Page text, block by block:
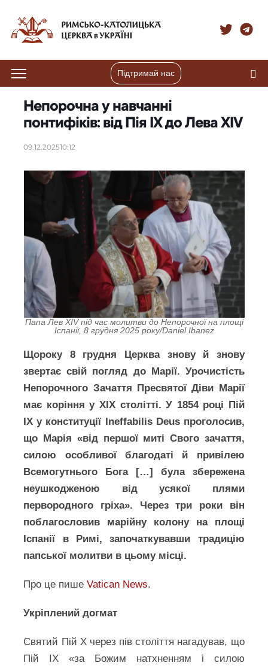
Підтримай нас
Непорочна у навчанні
понтифіків: від Пія IX до Лева XIV
09.12.202510:12
Папа Лев XIV під час молитви до Непорочної на площі
Іспанії, 8 грудня 2025 року/Daniel Ibanez
Щороку 8 грудня Церква знову й знову
звертає свій погляд до Марії. Уро­чистість
Непорочного Зачаття Пресвятої Діви Марії
має коріння у ХІХ столітті. У 1854 році Пій
IX у конституції Ineffabilis Deus проголосив,
що Марія «від першої миті Свого зачаття,
силою особливої благодаті й привілею
Всемогутнього Бога […] була збережена
неушкодженою від усякої плями
первородного гріха». Через три роки він
поблагословив марійну колону на площі
Іспанії в Римі, започаткувавши традицію
папської молитви в цьому місці.
Про це пишеVatican News.
Укріплений догмат
Святий Пій X через пів століття нагадував, що
Пій IX «за Божим натхненням і силою